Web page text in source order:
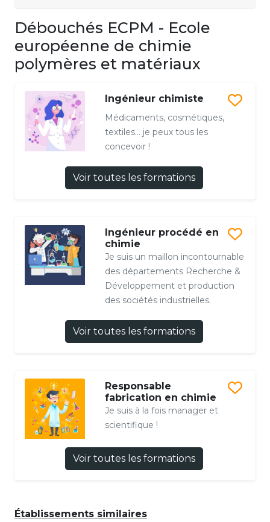
Débouchés ECPM - Ecole
européenne de chimie
polymères et matériaux
Ingénieur chimiste
Médicaments, cosmétiques,
textiles… je peux tous les
concevoir !
Voir toutes les formations
Ingénieur procédé en
chimie
Je suis un maillon incontournable
des départements Recherche &
Développement et production
des sociétés industrielles.
Voir toutes les formations
Responsable
fabrication en chimie
Je suis à la fois manager et
scientifique !
Voir toutes les formations
Établissements similaires